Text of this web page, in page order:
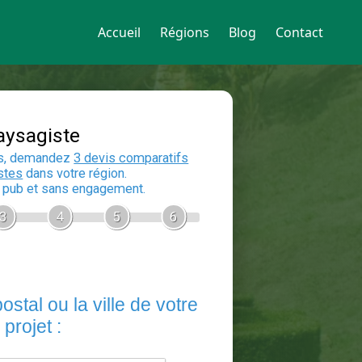
Accueil Régions Blog Contact
Devis Paysagiste
En 5 minutes, demandez
auxpaysagistesdans votre région.
Gratuit, sans pub et sans engagement.